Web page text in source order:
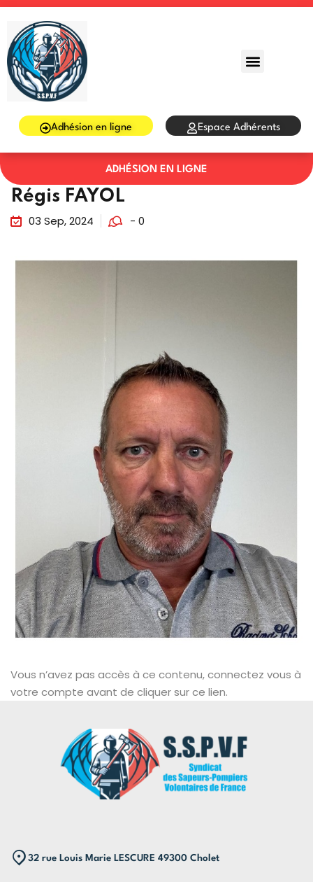
Adhésion en ligne Espace Adhérents
ADHÉSION EN LIGNE
Régis FAYOL
03 Sep, 2024 - 0
Vous n’avez pas accès à ce contenu, connectez vous à
votre compte avant de cliquer sur ce lien.
32 rue Louis Marie LESCURE 49300 Cholet
Don’t have an account?